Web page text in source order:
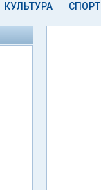
КУЛЬТУРА СПОРТ